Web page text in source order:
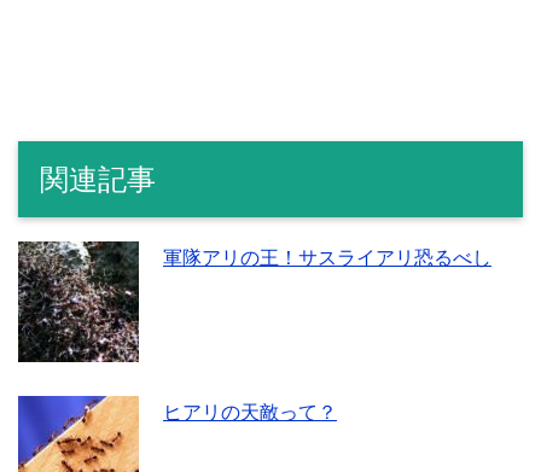
関連記事
軍隊アリの王！サスライアリ恐るべし
ヒアリの天敵って？